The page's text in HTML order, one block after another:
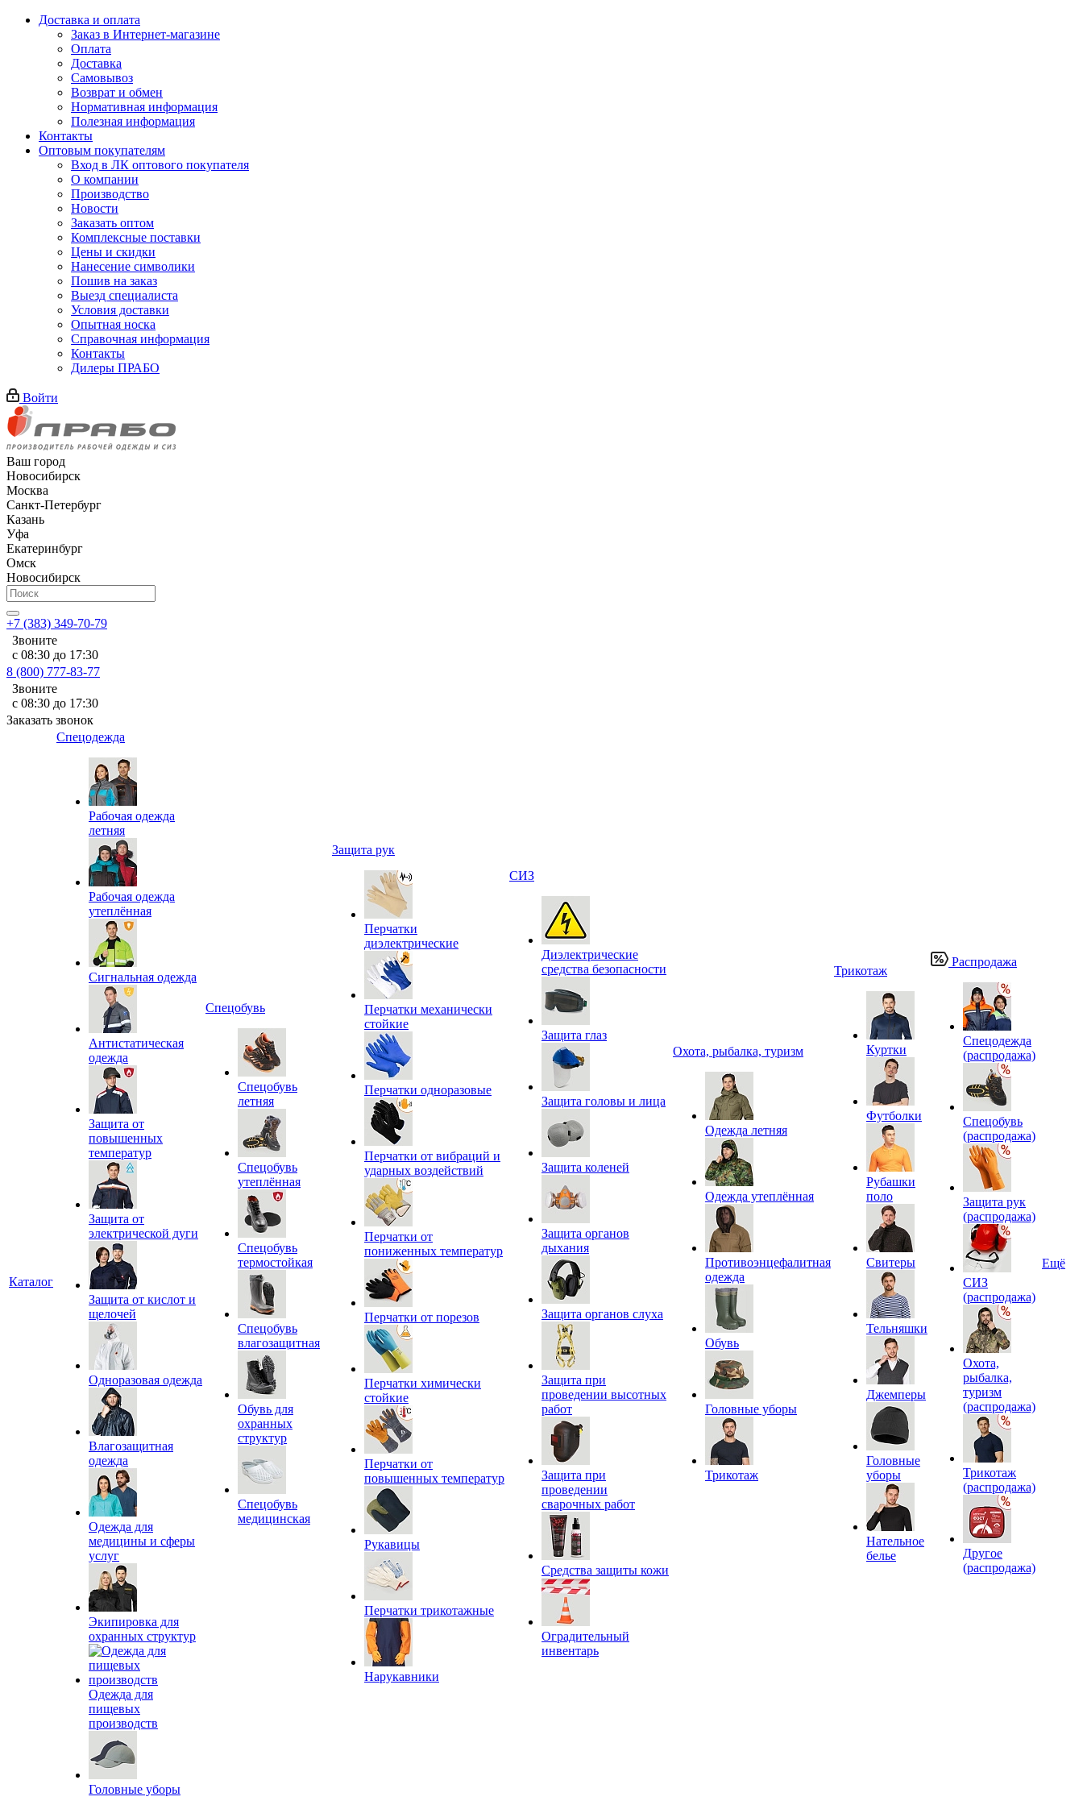
Доставка и оплата
Заказ в Интернет-магазине
Оплата
Доставка
Самовывоз
Возврат и обмен
Нормативная информация
Полезная информация
Контакты
Оптовым покупателям
Вход в ЛК оптового покупателя
О компании
Производство
Новости
Заказать оптом
Комплексные поставки
Цены и скидки
Нанесение символики
Пошив на заказ
Выезд специалиста
Условия доставки
Опытная носка
Справочная информация
Контакты
Дилеры ПРАБО
Войти
Ваш город
Новосибирск
Москва
Санкт-Петербург
Казань
Уфа
Екатеринбург
Омск
Новосибирск
+7 (383) 349-70-79
Звоните
с 08:30 до 17:30
8 (800) 777-83-77
Звоните
с 08:30 до 17:30
Заказать звонок
Каталог
Спецодежда
Рабочая одежда
летняя
Рабочая одежда
утеплённая
Сигнальная одежда
Антистатическая
одежда
Защита от
повышенных
температур
Защита от
электрической дуги
Защита от кислот и
щелочей
Одноразовая одежда
Влагозащитная
одежда
Одежда для
медицины и сферы
услуг
Экипировка для
охранных структур
Одежда для
пищевых
производств
Головные уборы
Спецобувь
Спецобувь
летняя
Спецобувь
утеплённая
Спецобувь
термостойкая
Спецобувь
влагозащитная
Обувь для
охранных
структур
Спецобувь
медицинская
Защита рук
Перчатки
диэлектрические
Перчатки механически
стойкие
Перчатки одноразовые
Перчатки от вибраций и
ударных воздействий
Перчатки от
пониженных температур
Перчатки от порезов
Перчатки химически
стойкие
Перчатки от
повышенных температур
Рукавицы
Перчатки трикотажные
Нарукавники
СИЗ
Диэлектрические
средства безопасности
Защита глаз
Защита головы и лица
Защита коленей
Защита органов
дыхания
Защита органов слуха
Защита при
проведении высотных
работ
Защита при
проведении
сварочных работ
Средства защиты кожи
Оградительный
инвентарь
Охота, рыбалка, туризм
Одежда летняя
Одежда утеплённая
Противоэнцефалитная
одежда
Обувь
Головные уборы
Трикотаж
Трикотаж
Куртки
Футболки
Рубашки
поло
Свитеры
Тельняшки
Джемперы
Головные
уборы
Нательное
белье
Распродажа
Спецодежда
(распродажа)
Спецобувь
(распродажа)
Защита рук
(распродажа)
СИЗ
(распродажа)
Охота,
рыбалка,
туризм
(распродажа)
Трикотаж
(распродажа)
Другое
(распродажа)
Ещё